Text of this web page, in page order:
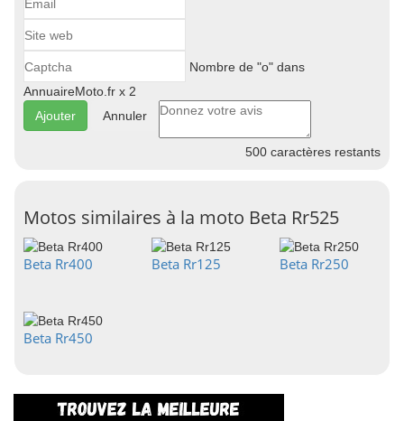
Nombre de "o" dans
AnnuaireMoto.fr x 2
Annuler
500 caractères restants
Motos similaires à la moto Beta Rr525
Beta Rr400 Beta Rr125 Beta Rr250
Beta Rr450